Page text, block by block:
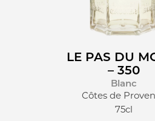
LE PAS DU
– 350
Blanc
Côtes de
75cl